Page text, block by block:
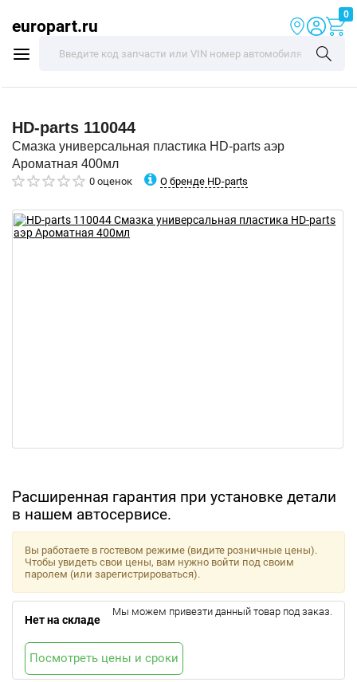
europart.ru
0
HD-parts 110044
Смазка универсальная пластика HD-parts аэр
Ароматная 400мл
0 оценок О бренде HD-parts
Расширенная гарантия при установке детали
в нашем автосервисе.
Вы работаете в гостевом режиме (видите розничные цены).
Чтобы увидеть свои цены, вам нужно войти под своим
паролем (или зарегистрироваться).
Нет на складе
Мы можем привезти данный товар под заказ.
Посмотреть цены и сроки